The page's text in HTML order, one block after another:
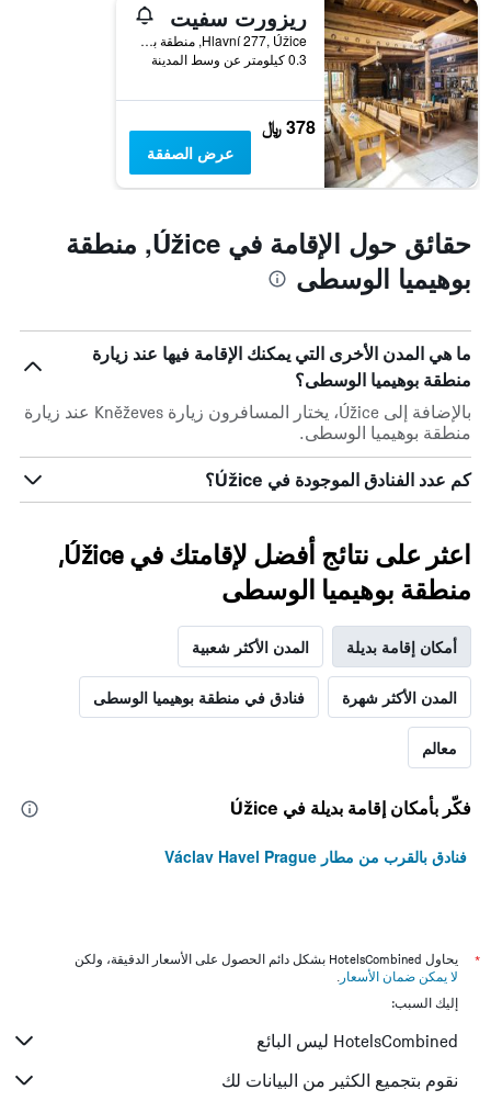
ريزورت سفيت
Hlavní 277, Úžice, منطقة بوهيميا الوسطى, جمهورية التشيك
0.3 كيلومتر عن وسط المدينة
378 ﷼
عرض الصفقة
حقائق حول الإقامة في Úžice, منطقة
بوهيميا الوسطى
ما هي المدن الأخرى التي يمكنك الإقامة فيها عند زيارة
منطقة بوهيميا الوسطى؟
بالإضافة إلى Úžice، يختار المسافرون زيارة Kněževes عند زيارة
منطقة بوهيميا الوسطى.
كم عدد الفنادق الموجودة في Úžice؟
اعثر على نتائج أفضل لإقامتك في Úžice,
منطقة بوهيميا الوسطى
أمكان إقامة بديلة المدن الأكثر شعبية
المدن الأكثر شهرة فنادق في منطقة بوهيميا الوسطى
معالم
فكّر بأمكان إقامة بديلة في Úžice
فنادق بالقرب من مطار Václav Havel Prague
*
يحاول HotelsCombined بشكل دائم الحصول على الأسعار الدقيقة، ولكن
لا يمكن ضمان الأسعار .
إليك السبب:
HotelsCombined ليس البائع
نقوم بتجميع الكثير من البيانات لك